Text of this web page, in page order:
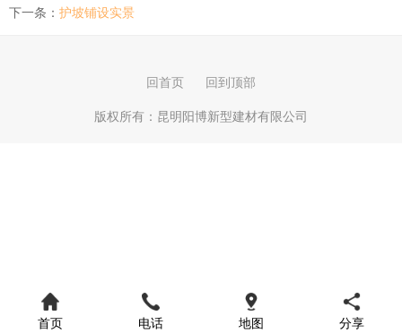
下一条： 护坡铺设实景
回首页 回到顶部
版权所有： 昆明阳博新型建材有限公司
首页 电话 地图 分享